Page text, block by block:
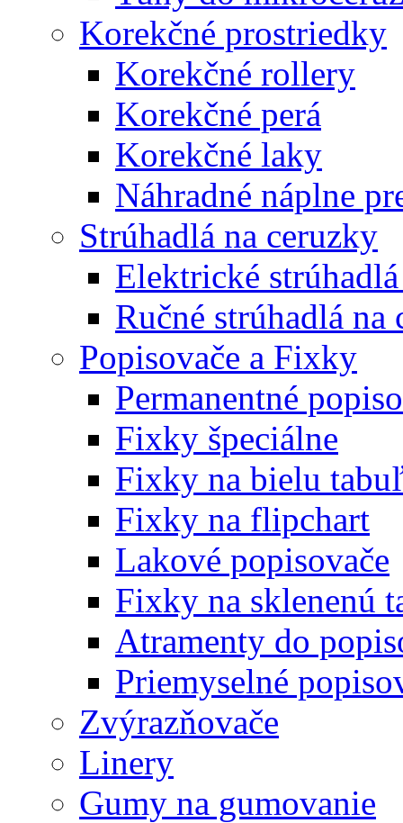
Korekčné prostriedky
Korekčné rollery
Korekčné perá
Korekčné laky
Náhradné náplne
Strúhadlá na ceruzky
Elektrické
Ručné strúhadlá na
Popisovače a Fixky
Permanentné
Fixky špeciálne
Fixky na bielu
Fixky na flipchart
Lakové popisovače
Fixky na sklenenú
Atramenty do
Priemyselné
Zvýrazňovače
Linery
Gumy na gumovanie